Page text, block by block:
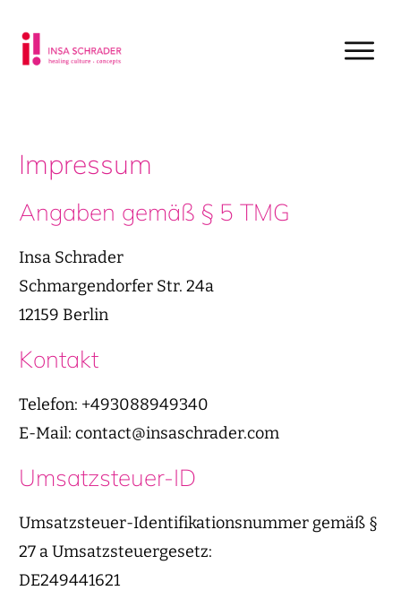
Impressum
Angaben gemäß § 5 TMG
Insa Schrader
Schmargendorfer Str. 24a
12159 Berlin
Kontakt
Telefon: +493088949340
E-Mail: contact@insaschrader.com
Umsatzsteuer-ID
Umsatzsteuer-Identifikationsnummer gemäß §
27 a Umsatzsteuergesetz:
DE249441621